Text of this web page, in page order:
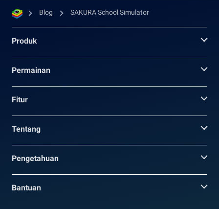
Blog SAKURA School Simulator
Produk
Permainan
Fitur
Tentang
Pengetahuan
Bantuan